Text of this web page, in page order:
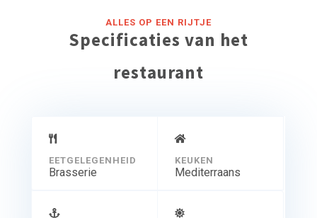
ALLES OP EEN RIJTJE
Specificaties van het
restaurant
EETGELEGENHEID
Brasserie
KEUKEN
Mediterraans